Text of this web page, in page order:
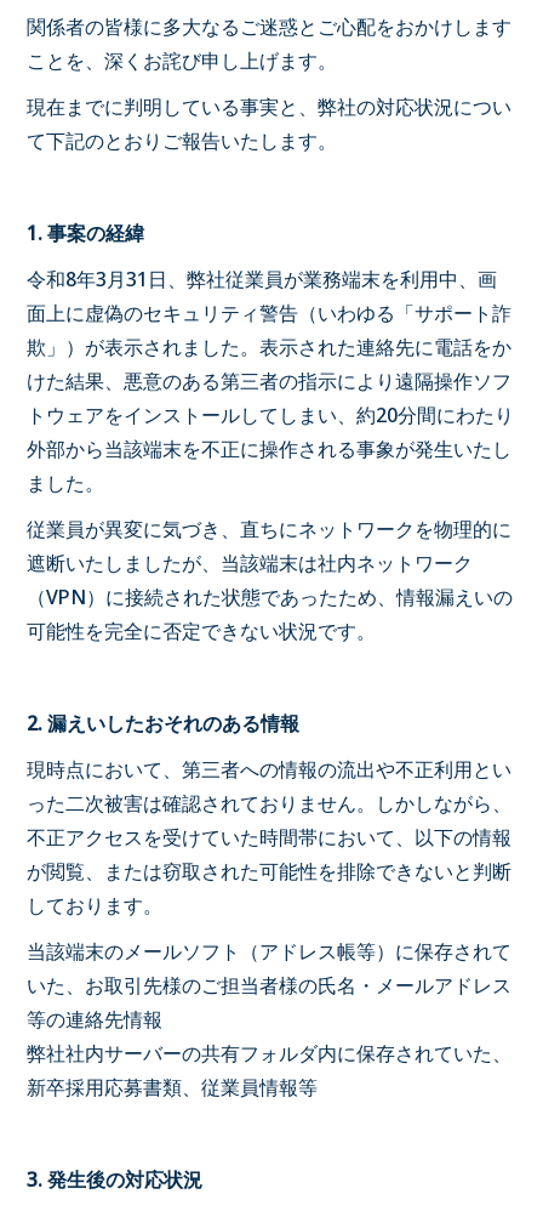
関係者の皆様に多大なるご迷惑とご心配をおかけします
ことを、深くお詫び申し上げます。
現在までに判明している事実と、弊社の対応状況につい
て下記のとおりご報告いたします。
1.事案の経緯
令和8年3月31日、弊社従業員が業務端末を利用中、画
面上に虚偽のセキュリティ警告（いわゆる「サポート詐
欺」）が表示されました。表示された連絡先に電話をか
けた結果、悪意のある第三者の指示により遠隔操作ソフ
トウェアをインストールしてしまい、約20分間にわたり
外部から当該端末を不正に操作される事象が発生いたし
ました。
従業員が異変に気づき、直ちにネットワークを物理的に
遮断いたしましたが、当該端末は社内ネットワーク
（VPN）に接続された状態であったため、情報漏えいの
可能性を完全に否定できない状況です。
2. 漏えいしたおそれのある情報
現時点において、第三者への情報の流出や不正利用とい
った二次被害は確認されておりません。しかしながら、
不正アクセスを受けていた時間帯において、以下の情報
が閲覧、または窃取された可能性を排除できないと判断
しております。
当該端末のメールソフト（アドレス帳等）に保存されて
いた、お取引先様のご担当者様の氏名・メールアドレス
等の連絡先情報
弊社社内サーバーの共有フォルダ内に保存されていた、
新卒採用応募書類、従業員情報等
3.発生後の対応状況